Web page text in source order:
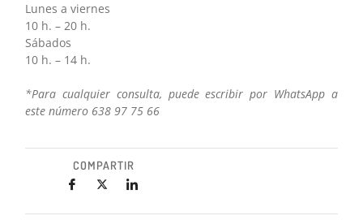
Lunes a viernes
10 h. – 20 h.
Sábados
10 h. – 14 h.
*Para cualquier consulta, puede escribir por WhatsApp a
este número 638 97 75 66
COMPARTIR